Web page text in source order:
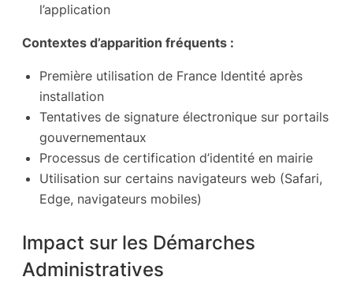
l’application
Contextes d’apparition fréquents :
Première utilisation de France Identité après
installation
Tentatives de signature électronique sur portails
gouvernementaux
Processus de certification d’identité en mairie
Utilisation sur certains navigateurs web (Safari,
Edge, navigateurs mobiles)
Impact sur les Démarches
Administratives